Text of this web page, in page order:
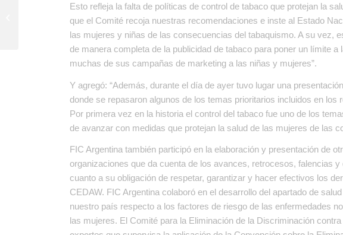
Esto refleja la falta de políticas de control de tabaco que protejan la
que el Comité recoja nuestras recomendaciones e inste al Estado
las mujeres y niñas de las consecuencias del tabaquismo. A su vez,
de manera completa de la publicidad de tabaco para poner un límite
muchas de sus campañas de marketing a las niñas y mujeres”.
Y agregó: “Además, durante el día de ayer tuvo lugar una
donde se repasaron algunos de los temas prioritarios incluidos en los
Por primera vez en la historia el control del tabaco fue uno de los
de avanzar con medidas que protejan la salud de las mujeres de las
FIC Argentina también participó en la elaboración y presentación de
organizaciones que da cuenta de los avances, retrocesos, falencias
cuanto a su obligación de respetar, garantizar y hacer efectivos los
CEDAW. FIC Argentina colaboró en el desarrollo del apartado de
nuestro país respecto a los factores de riesgo de las enfermedades
las mujeres. El Comité para la Eliminación de la Discriminación
Comité de la CEDAW –
Mujeres rurales e